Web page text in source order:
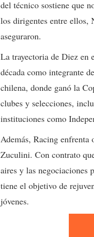
del técnico sostiene que
los dirigentes entre ellos,
aseguraron.
La trayectoria de Diez en
década como integrante
chilena, donde ganó la
clubes y selecciones,
instituciones como
Además, Racing
Zuculini. Con contrato
aires y las negociaciones
tiene el objetivo de
jóvenes.